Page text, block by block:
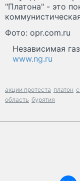
"Платона" - это
Фото: opr.com.ru
Независимая
www.ng.ru
акции протеста платон
область бурятия